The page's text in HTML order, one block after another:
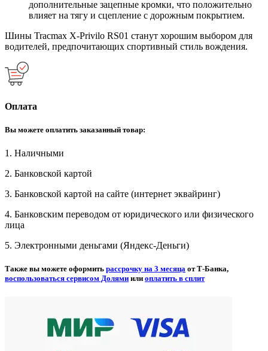
дополнительные зацепные кромки, что положительно
влияет на тягу и сцепление с дорожным покрытием.
Шины Tracmax X-Privilo RS01 станут хорошим выбором для
водителей, предпочитающих спортивный стиль вождения.
Оплата
Вы можете оплатить заказанный товар:
1. Наличными
2. Банковской картой
3. Банковской картой на сайте (интернет эквайринг)
4. Банковским переводом от юридического или физического
лица
5. Электронными деньгами (Яндекс-Деньги)
Также вы можете оформить рассрочку на 3 месяца от Т-Банка,
воспользоваться сервисом Долями или оплатить в сплит